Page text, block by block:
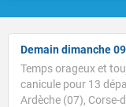
Demain dimanche
Temps orageux et
canicule pour 13
Ardèche (07), Corse-